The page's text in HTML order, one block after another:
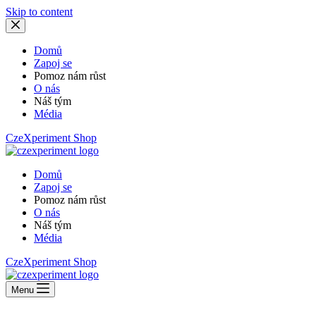
Skip to content
Domů
Zapoj se
Pomoz nám růst
O nás
Náš tým
Média
CzeXperiment Shop
Domů
Zapoj se
Pomoz nám růst
O nás
Náš tým
Média
CzeXperiment Shop
Menu